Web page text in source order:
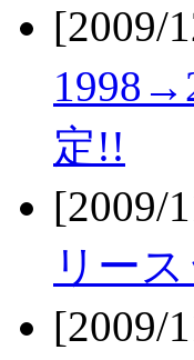
[2009/
定!!
[2009/
リー
[2009/